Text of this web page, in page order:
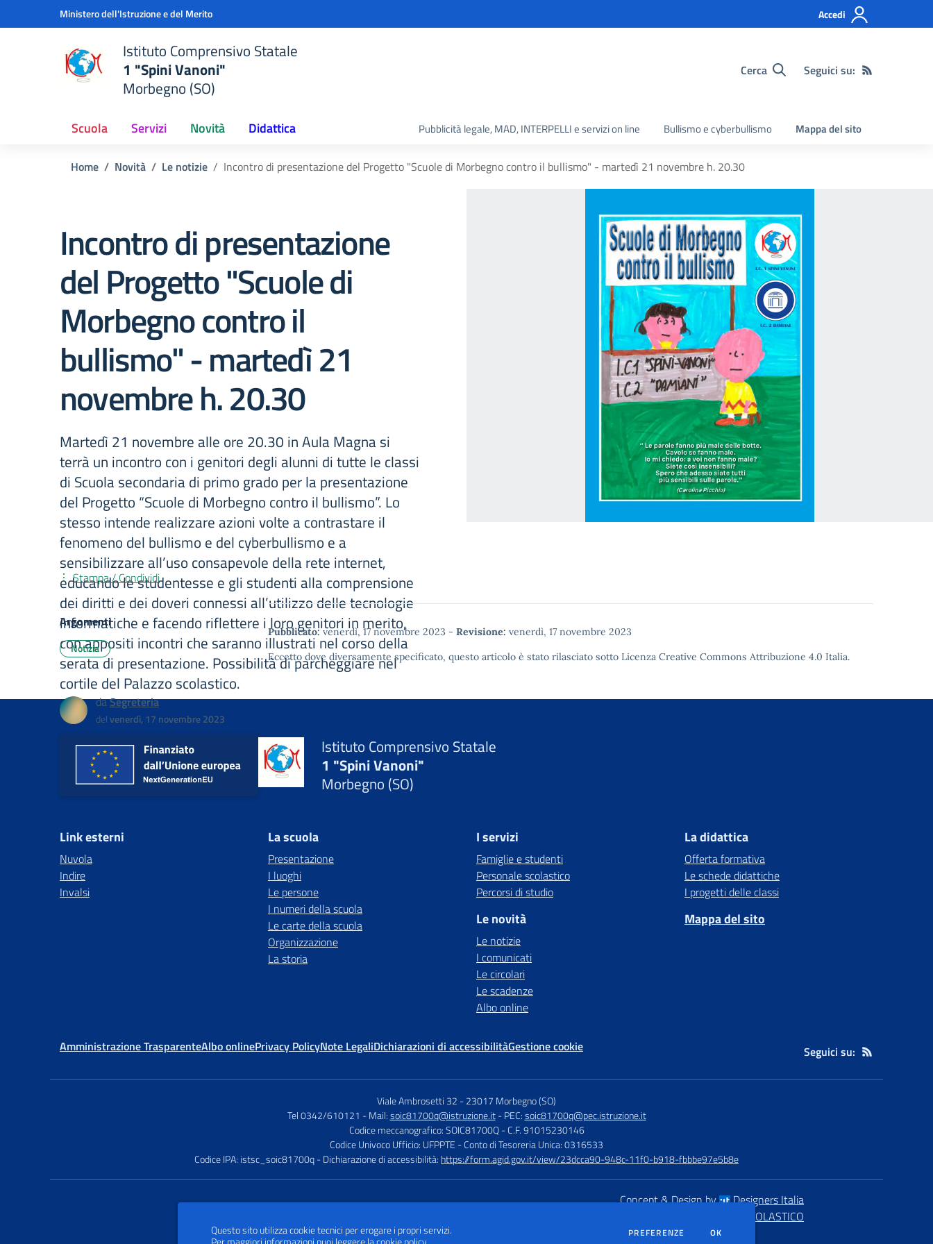
Vai ai contenuti
Vai al menu di navigazioneMinistero dell'Istruzione e del Merito Accedi
Istituto Comprensivo Statale
1 "Spini Vanoni"
Morbegno (SO)
Cerca Seguici su:
Scuola Servizi Novità Didattica Pubblicità legale, MAD, INTERPELLI e servizi on line Bullismo e cyberbullismo Mappa del sito
Home Novità Le notizie Incontro di presentazione del Progetto "Scuole di Morbegno contro il bullismo" - martedì 21 novembre h. 20.30
Incontro di presentazione
del Progetto "Scuole di
Morbegno contro il
bullismo" - martedì 21
novembre h. 20.30
Martedì 21 novembre alle ore 20.30 in Aula Magna si
terrà un incontro con i genitori degli alunni di tutte le classi
di Scuola secondaria di primo grado per la presentazione
del Progetto “Scuole di Morbegno contro il bullismo”. Lo
stesso intende realizzare azioni volte a contrastare il
fenomeno del bullismo e del cyberbullismo e a
sensibilizzare all’uso consapevole della rete internet,
educando le studentesse e gli studenti alla comprensione
dei diritti e dei doveri connessi all’utilizzo delle tecnologie
informatiche e facendo riflettere i loro genitori in merito,
con appositi incontri che saranno illustrati nel corso della
serata di presentazione. Possibilità di parcheggiare nel
cortile del Palazzo scolastico.
daSegreteria
delvenerdì, 17 novembre 2023
Pubblicato:venerdì, 17 novembre 2023 - Revisione: venerdì, 17 novembre 2023
Eccetto dove diversamente specificato, questo articolo è stato rilasciato sotto Licenza Creative Commons Attribuzione 4.0 Italia.
Stampa / Condividi
Argomenti
Notizia
Istituto Comprensivo Statale
1 "Spini Vanoni"
Morbegno (SO)
Link esterni
Nuvola
Indire
Invalsi
La scuola
Presentazione
I luoghi
Le persone
I numeri della scuola
Le carte della scuola
Organizzazione
La storia
I servizi
Famiglie e studenti
Personale scolastico
Percorsi di studio
Le novità
Le notizie
I comunicati
Le circolari
Le scadenze
Albo online
La didattica
Offerta formativa
Le schede didattiche
I progetti delle classi
Mappa del sito
Amministrazione TrasparenteAlbo onlinePrivacy PolicyNote LegaliDichiarazioni di accessibilitàGestione cookie Seguici su:
Viale Ambrosetti 32 -23017 Morbegno (SO)
Tel 0342/610121 - Mail:soic81700q@istruzione.it - PEC:soic81700q@pec.istruzione.it
Codice meccanografico: SOIC81700Q - C.F. 91015230146
Codice Univoco Ufficio: UFPPTE - Conto di Tesoreria Unica: 0316533
Codice IPA: istsc_soic81700q- Dichiarazione di accessibilità: https://form.agid.gov.it/view/23dcca90-948c-11f0-b918-fbbbe97e5b8e
Concept & Design by
Designers Italia
SCUOLASTICO
Questo sito utilizza cookie tecnici per erogare i propri servizi. PREFERENZE DEI COOKIE
OK